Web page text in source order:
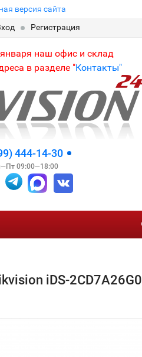
версия сайта
Регистрация
наш офис и склад
в разделе "Контакты"
444-14-30
09:00—18:00
iDS-